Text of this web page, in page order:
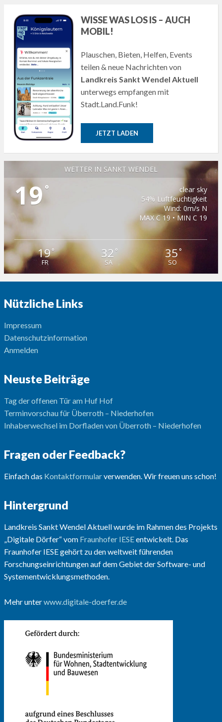
WISSE WAS LOS IS – AUCH
MOBIL!
Plauschen, Bieten, Helfen, Events
teilen & neue Nachrichten von
Landkreis Sankt Wendel Aktuell
unterwegs empfangen mit
Stadt.Land.Funk!
JETZT LADEN
WETTER IN SANKT WENDEL
19°
clear sky
54% Luftfeuchtigkeit
Wind: 0m/s N
MAX C 19 • MIN C 19
19°
FR
32 °
SA
35°
SO
Nützliche Links
Impressum
Datenschutzinformation
Anmelden
Neuste Beiträge
Tag der offenen Tür am Huf Hof
Terminvorschau für Überroth – Niederhofen
Inhaberwechsel im Dorfladen von Überroth – Niederhofen
Fragen oder Feedback?
Einfach das Kontaktformularverwenden. Wir freuen uns schon!
Hintergrund
Landkreis Sankt Wendel Aktuell wurde im Rahmen des Projekts
„Digitale Dörfer“ vom Fraunhofer IESEentwickelt. Das
Fraunhofer IESE gehört zu den weltweit führenden
Forschungseinrichtungen auf dem Gebiet der Software- und
Systementwicklungsmethoden.
Mehr unterwww.digitale-doerfer.de